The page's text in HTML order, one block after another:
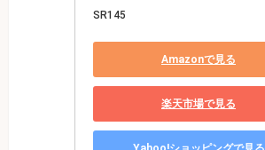
SR145
Amazonで見る
楽天市場で見る